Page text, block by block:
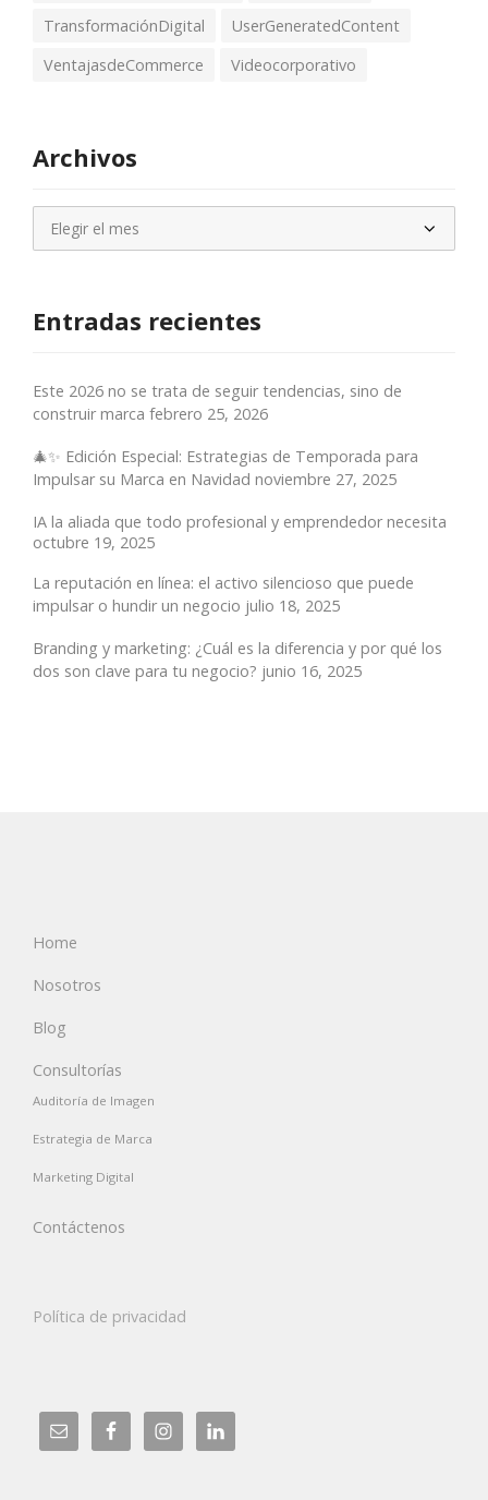
TransformaciónDigital
UserGeneratedContent
VentajasdeCommerce
Videocorporativo
Archivos
Entradas recientes
Este 2026 no se trata de seguir tendencias, sino de
construir marca febrero 25, 2026
🎄✨ Edición Especial: Estrategias de Temporada para
Impulsar su Marca en Navidad noviembre 27, 2025
IA la aliada que todo profesional y emprendedor necesita
octubre 19, 2025
La reputación en línea: el activo silencioso que puede
impulsar o hundir un negocio julio 18, 2025
Branding y marketing: ¿Cuál es la diferencia y por qué los
dos son clave para tu negocio? junio 16, 2025
Home
Nosotros
Blog
Consultorías
Auditoría de Imagen
Estrategia de Marca
Marketing Digital
Contáctenos
Política de privacidad